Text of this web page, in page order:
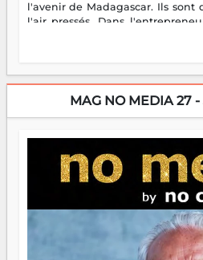
l'avenir de Madagascar. Ils sont
l'air pressés. Dans
plus nombreux à se lancer, à
sans filet, souvent sans aide,
dorment vraiment la nuit. En
encore meilleures. Aina
Prix RFI Instrumental Afrique.
jeunes qui tiennent la
s'arrêter là, applaudir et rentrer
serait passer à côté d'une chose
brûle fort — et parfois, ça
direction peut éclairer autant
là que les aînés entrent en
gouvernail, mais pour montrer où
ont la force, les vieux ont
n'est pas un combat de
MAG NO MEDIA 27